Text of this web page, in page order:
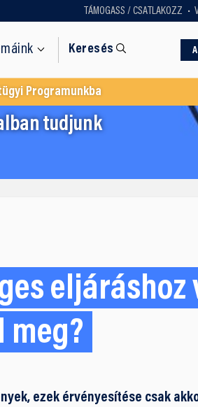
TÁMOGASS / CSATLAKOZZ
Keresés
Programunkba
tudjunk
eljáráshoz
meg?
ezek érvényesítése csak